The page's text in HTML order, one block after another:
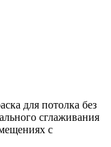
для потолка без
сглаживания
с